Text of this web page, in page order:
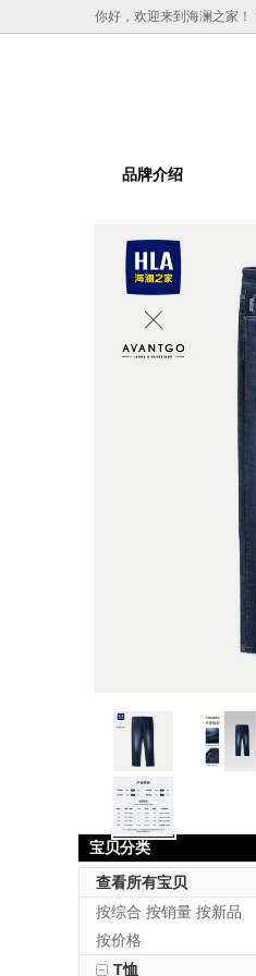
你好，欢迎来到海澜之家！
品牌介绍
宝贝分类
查看所有宝贝
按综合 按销量 按新品
按价格
T恤